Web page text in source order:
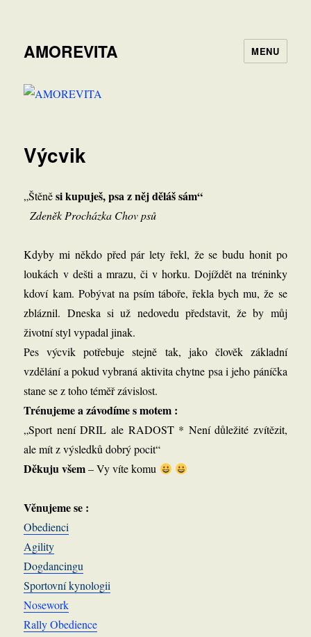
AMOREVITA MENU
Výcvik
„Štěněsi kupuješ, psa z něj děláš sám“
Zdeněk Procházka Chov psů
Kdyby mi někdo před pár lety řekl, že se budu honit po
loukách v dešti a mrazu, či v horku. Dojíždět na tréninky
kdoví kam. Pobývat na psím táboře, řekla bych mu, že se
zbláznil. Dneska si už nedovedu představit, že by můj
životní styl vypadal jinak.
Pes výcvik potřebuje stejně tak, jako člověk základní
vzdělání a pokud vybraná aktivita chytne psa i jeho páníčka
stane se z toho téměř závislost.
Trénujeme a závodíme s motem :
„Sport není DRIL ale RADOST * Není důležité zvítězit,
ale mít z výsledků dobrý pocit“
Děkuju všem– Vy víte komu
Věnujeme se :
Obedienci
Agility
Dogdancingu
Sportovní kynologii
Nosework
Rally Obedience